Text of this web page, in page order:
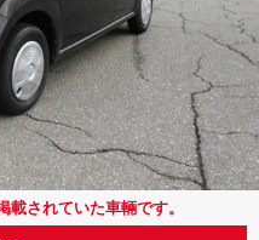
載されていた車輛です。